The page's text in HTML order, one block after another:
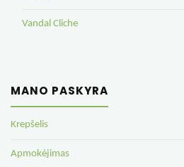
Vandal Cliche
MANO PASKYRA
Krepšelis
Apmokėjimas